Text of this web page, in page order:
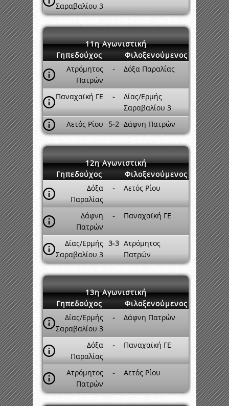
Σαραβαλίου 3
11η Αγωνιστική
Γηπεδούχος
Φιλοξενούμενος
Ατρόμητος
Πατρών
- Δόξα Παραλίας
Παναχαϊκή ΓΕ -
Δίας/Ερμής
Σαραβαλίου 3
Αετός Ρίου
5-2 Δάφνη Πατρών
12η Αγωνιστική
Γηπεδούχος
Φιλοξενούμενος
Δόξα
Παραλίας
- Αετός Ρίου
Δάφνη
Πατρών
- Παναχαϊκή ΓΕ
Δίας/Ερμής
Σαραβαλίου 3
3-3 Ατρόμητος
Πατρών
13η Αγωνιστική
Γηπεδούχος
Φιλοξενούμενος
Δίας/Ερμής
Σαραβαλίου 3
- Δάφνη Πατρών
Δόξα
Παραλίας
- Παναχαϊκή ΓΕ
Ατρόμητος
Πατρών
- Αετός Ρίου